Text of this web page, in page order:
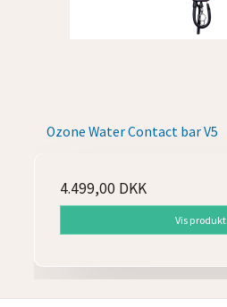
Ozone Water Contact bar V5
4.499,00 DKK
Vis produkt